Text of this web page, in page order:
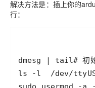
解决方法是：插上你的
行：